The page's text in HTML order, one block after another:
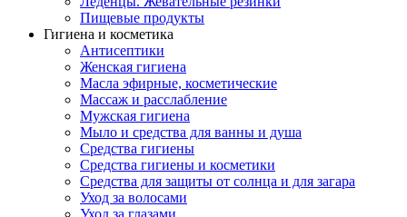
Пищевые продукты
Гигиена и косметика
Антисептики
Женская гигиена
Масла эфирные, косметические
Массаж и расслабление
Мужская гигиена
Мыло и средства для ванны и душа
Средства гигиены
Средства гигиены и косметики
Средства для защиты от солнца и для загара
Уход за волосами
Уход за глазами